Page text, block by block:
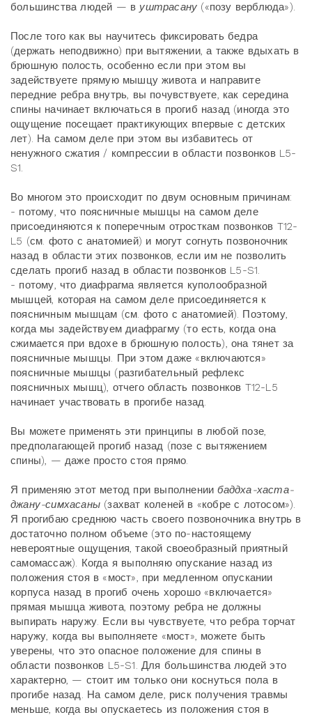
большинства людей — в уштрасану («позу верблюда»).
После того как вы научитесь фиксировать бедра
(держать неподвижно) при вытяжении, а также вдыхать в
брюшную полость, особенно если при этом вы
задействуете прямую мышцу живота и направите
передние ребра внутрь, вы почувствуете, как середина
спины начинает включаться в прогиб назад (иногда это
ощущение посещает практикующих впервые с детских
лет). На самом деле при этом вы избавитесь от
ненужного сжатия / компрессии в области позвонков L5-
S1.
Во многом это происходит по двум основным причинам:
- потому, что поясничные мышцы на самом деле
присоединяются к поперечным отросткам позвонков T12-
L5 (см. фото с анатомией) и могут согнуть позвоночник
назад в области этих позвонков, если им не позволить
сделать прогиб назад в области позвонков L5-S1.
- потому, что диафрагма является куполообразной
мышцей, которая на самом деле присоединяется к
поясничным мышцам (см. фото с анатомией). Поэтому,
когда мы задействуем диафрагму (то есть, когда она
сжимается при вдохе в брюшную полость), она тянет за
поясничные мышцы. При этом даже «включаются»
поясничные мышцы (разгибательный рефлекс
поясничных мышц), отчего область позвонков T12-L5
начинает участвовать в прогибе назад.
Вы можете применять эти принципы в любой позе,
предполагающей прогиб назад (позе с вытяжением
спины), — даже просто стоя прямо.
Я применяю этот метод при выполнениибаддха-хаста-
джану-симхасаны (захват коленей в «кобре с лотосом»).
Я прогибаю среднюю часть своего позвоночника внутрь в
достаточно полном объеме (это по-настоящему
невероятные ощущения, такой своеобразный приятный
самомассаж). Когда я выполняю опускание назад из
положения стоя в «мост», при медленном опускании
корпуса назад в прогиб очень хорошо «включается»
прямая мышца живота, поэтому ребра не должны
выпирать наружу. Если вы чувствуете, что ребра торчат
наружу, когда вы выполняете «мост», можете быть
уверены, что это опасное положение для спины в
области позвонков L5-S1. Для большинства людей это
характерно, — стоит им только они коснуться пола в
прогибе назад. На самом деле, риск получения травмы
меньше, когда вы опускаетесь из положения стоя в